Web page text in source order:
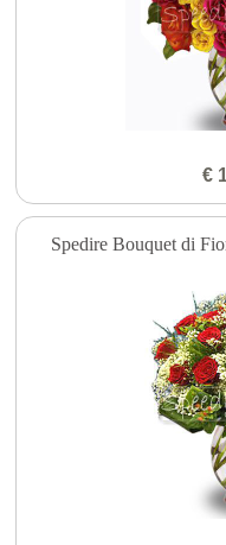
€
Spedire Bouquet di